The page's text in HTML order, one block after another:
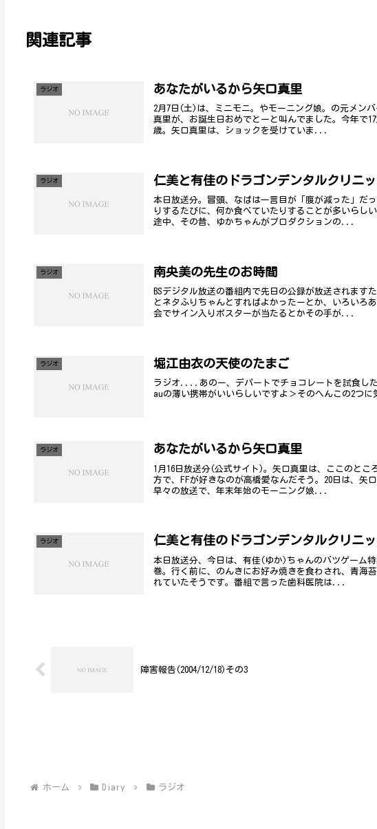
関連記事
ラジオ あなたがいるから矢口真里
2月7日(土)は、ミニモニ。やモーニング娘。の元メン
真里が、お誕生日おめでとーと叫んでました。今年で
歳。矢口真里は、ショックを受けていま...
ラジオ 仁美と有佳のドラゴンデンタルクリニ
本日放送分。冒頭、なばは一言目が「腹が減った」だ
りするたびに、何か食べていたりすることが多いらし
途中、その昔、ゆかちゃんがプロダクションの...
ラジオ 南央美の先生のお時間
BSデジタル放送の番組内で先日の公録が放送されます
とネタふりちゃんとすればよかったーとか、いろいろ
会でサイン入りポスターが当たるとかその手が...
ラジオ 堀江由衣の天使のたまご
ラジオ....あのー、デパートでチョコレートを試食し
auの薄い携帯がいいらしいですよ＞そのへんこの2つ
ラジオ あなたがいるから矢口真里
1月16日放送分(公式サイト)。矢口真里は、ここのと
方で、FFが好きなのが高橋愛なんだそう。20日は、矢
早々の放送で、年末年始のモーニング娘...
ラジオ 仁美と有佳のドラゴンデンタルクリニ
本日放送分、今日は、有佳(ゆか)ちゃんのバツゲーム
巻。行く前に、のんきにお好み焼きを食わされ、青海
れていたそうです。番組で言った歯科医院は...
障害報告(2004/12/18)その3
ホーム Diary ラジオ